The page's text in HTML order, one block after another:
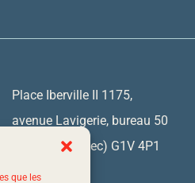
que les
Place Iberville II 1175,
avenue Lavigerie, bureau 50
Québec (Québec) G1V 4P1